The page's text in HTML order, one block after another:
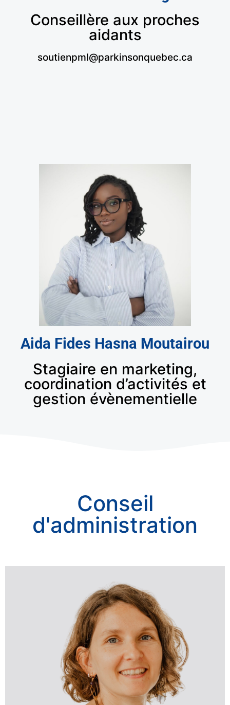
Conseillère aux proches
aidants
soutienpml@parkinsonquebec.ca
Aida Fides Hasna Moutairou
Stagiaire en marketing,
coordination d’activités et
gestion évènementielle
Conseil
d'administration